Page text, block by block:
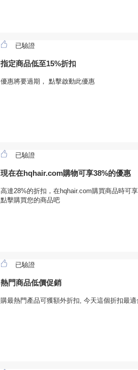
已驗證
指定商品低至15%折扣
優惠將要過期， 點擊啟動此優惠
已驗證
現在在hqhair.com購物可享38%的優惠
高達28%的折扣，在hqhair.com購買商品時可
點擊購買您的商品吧
已驗證
熱門商品低價促銷
購最熱門產品可獲額外折扣, 今天這個折扣最